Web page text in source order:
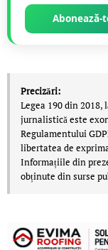
Abonează-
Precizări:
Legea 190 din
jurnalistică este
Regulamentului
libertatea de
Informațiile din
obținute din surse